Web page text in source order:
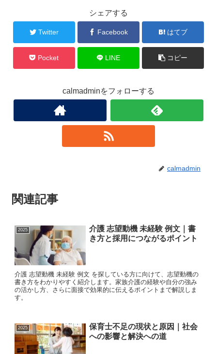
シェアする
Twitter Facebook はてブ
Pocket LINE コピー
calmadminをフォローする
calmadmin
関連記事
2025
介護 志望動機 未経験 例文｜書
き方と採用につながるポイント
介護 志望動機 未経験 例文 を探している方に向けて、志望動機の
書き方をわかりやすく紹介します。家族介護の経験や自分の強み
の活かし方、さらに面接で効果的に伝えるポイントまで解説しま
す。
2025
保育士不足の現状と原因｜社会
への影響と解決への道